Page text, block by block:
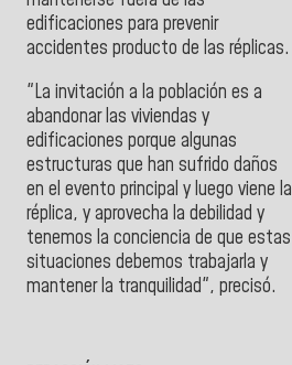
edificaciones para prevenir
accidentes producto de las réplicas.
"La invitación a la población es a
abandonar las viviendas y
edificaciones porque algunas
estructuras que han sufrido daños
en el evento principal y luego viene la
réplica, y aprovecha la debilidad y
tenemos la conciencia de que estas
situaciones debemos trabajarla y
mantener la tranquilidad", precisó.